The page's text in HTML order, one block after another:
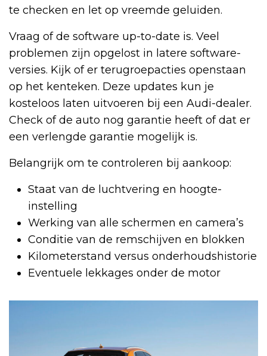
te checken en let op vreemde geluiden.
Vraag of de software up-to-date is. Veel
problemen zijn opgelost in latere software-
versies. Kijk of er terugroepacties openstaan
op het kenteken. Deze updates kun je
kosteloos laten uitvoeren bij een Audi-dealer.
Check of de auto nog garantie heeft of dat er
een verlengde garantie mogelijk is.
Belangrijk om te controleren bij aankoop:
Staat van de luchtvering en hoogte-
instelling
Werking van alle schermen en camera’s
Conditie van de remschijven en blokken
Kilometerstand versus onderhoudshistorie
Eventuele lekkages onder de motor